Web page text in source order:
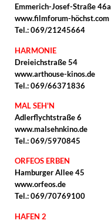
Emmerich-Josef-Straße 46a
www.filmforum-höchst.com
Tel.: 069/21245664
HARMONIE
Dreieichstraße 54
www.arthouse-kinos.de
Tel.: 069/66371836
MAL SEH'N
Adlerflychtstraße 6
www.malsehnkino.de
Tel.: 069/5970845
ORFEOS ERBEN
Hamburger Allee 45
www.orfeos.de
Tel.: 069/70769100
HAFEN 2